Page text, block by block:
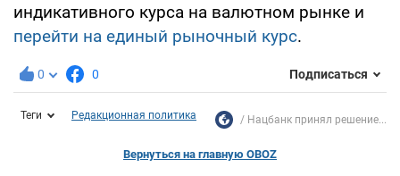
индикативного курса на валютном рынке и
перейти на единый рыночный курс.
0 0 Подписаться
Теги Редакционная политика Нацбанк принял решение...
Вернуться на главную OBOZ